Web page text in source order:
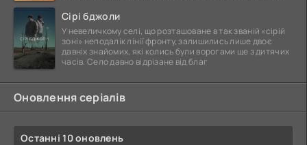
Сірі бджоли
У невеличкому селі, що розташоване в так званій «сірій
зоні» неподалік лінії фронту, залишились лише двоє
давніх знайомих, які колись були ворогами ще з дитячих
часів. Село давно відрізане від благ
Оновлення серіалів
Останні 10 оновлень